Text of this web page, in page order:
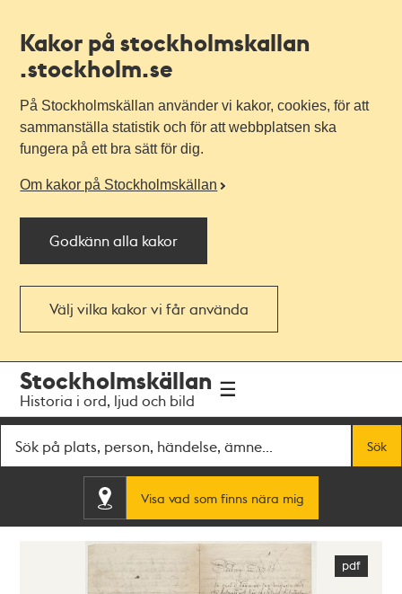
Kakor på stockholmskallan
.stockholm.se
På Stockholmskällan använder vi kakor, cookies, för att
sammanställa statistik och för att webbplatsen ska
fungera på ett bra sätt för dig.
Om kakor på Stockholmskällan
Godkänn alla kakor
Välj vilka kakor vi får använda
navigationen
huvudinnehållet
Stockholmskällan
Historia i ord, ljud och bild
Sök
Visa vad som finns nära mig